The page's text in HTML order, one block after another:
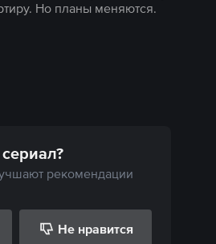
Но планы меняются.
сериал?
рекомендации
Не нравится